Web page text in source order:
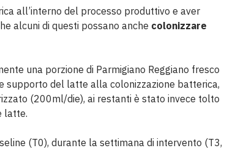
all’interno del processo produttivo e aver
alcuni di questi possano anche colonizzare
una porzione di Parmigiano Reggiano fresco
supporto del latte alla colonizzazione batterica,
(200ml/die), ai restanti è stato invece tolto
latte.
(T0), durante la settimana di intervento (T3,